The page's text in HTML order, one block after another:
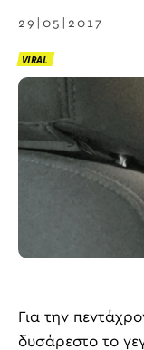
29|05|2017
VIRAL
Για την
δυσάρεστο το